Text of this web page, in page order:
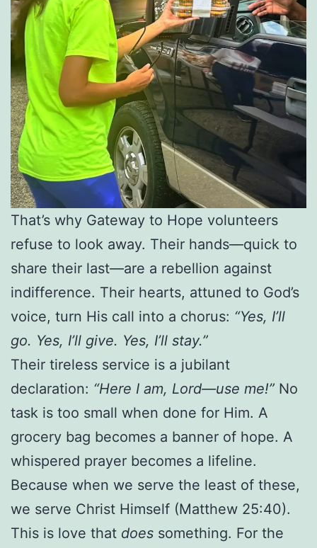
That’s why Gateway to Hope volunteers
refuse to look away. Their hands—quick to
share their last—are a rebellion against
indifference. Their hearts, attuned to God’s
voice, turn His call into a chorus: “Yes, I’ll
go. Yes, I’ll give. Yes, I’ll stay.”
Their tireless service is a jubilant
declaration: “Here I am, Lord—use me!” No
task is too small when done for Him. A
grocery bag becomes a banner of hope. A
whispered prayer becomes a lifeline.
Because when we serve the least of these,
we serve Christ Himself (Matthew 25:40).
This is love that does something. For the